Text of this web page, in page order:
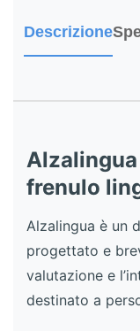
Descrizione
frenulo
Alzalingua è un
progettato e
valutazione e
destinato a